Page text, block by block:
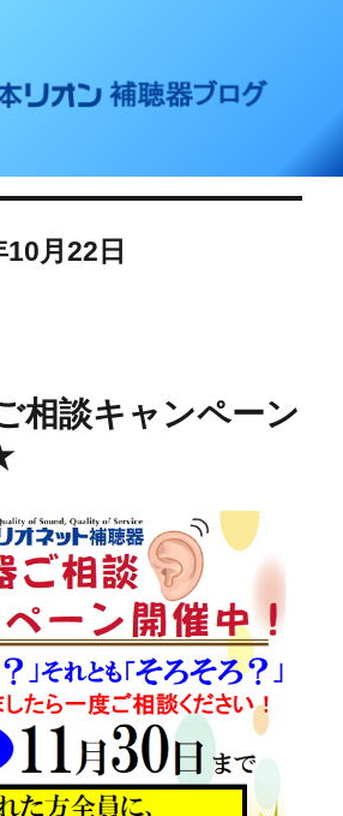
補聴器ブログ
月22日
相談キャンペーン